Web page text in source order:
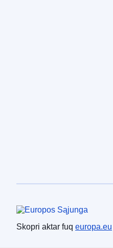
Unjoni Ewropea
Skopri aktar fuq europa.eu